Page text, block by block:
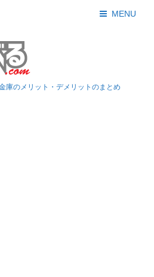
MENU
庫のメリット・デメリットのまとめ